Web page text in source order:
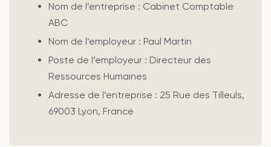
Nom de l’entreprise : Cabinet Comptable
ABC
Nom de l’employeur : Paul Martin
Poste de l’employeur : Directeur des
Ressources Humaines
Adresse de l’entreprise : 25 Rue des Tilleuls,
69003 Lyon, France